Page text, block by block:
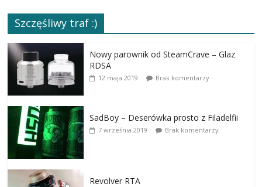
Szczęśliwy traf :)
Nowy parownik od SteamCrave – Glaz
RDSA
12 maja 2019 Brak komentarzy
SadBoy – Deserówka prosto z Filadelfii
7 września 2019 Brak komentarzy
Revolver RTA